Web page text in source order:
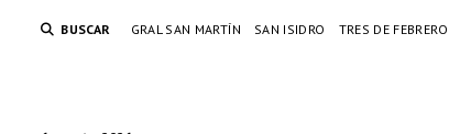
BUSCAR GRAL SAN MARTÍN SAN ISIDRO TRES DE FEBRERO